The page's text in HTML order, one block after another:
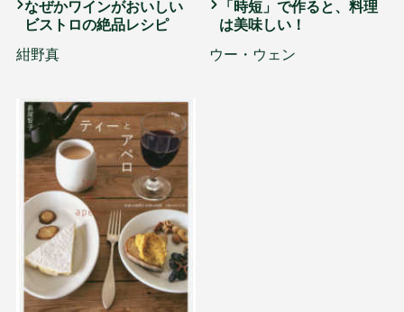
なぜかワインがおいしい
ビストロの絶品レシピ
紺野真
「時短」で作ると、料理
は美味しい！
ウー・ウェン